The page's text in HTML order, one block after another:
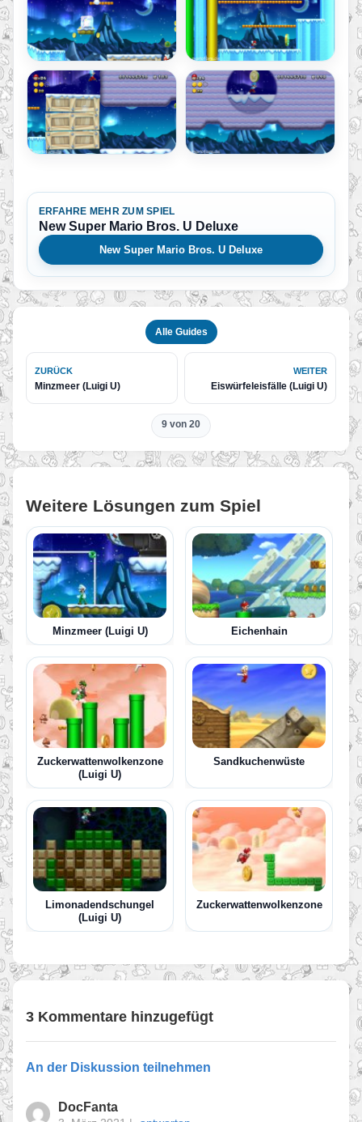
ERFAHRE MEHR ZUM SPIEL
New Super Mario Bros. U Deluxe
New Super Mario Bros. U Deluxe
Alle Guides
ZURÜCK
Minzmeer (Luigi U)
WEITER
Eiswürfeleisfälle (Luigi U)
9 von 20
Weitere Lösungen zum Spiel
Minzmeer (Luigi U) Eichenhain
Zuckerwattenwolkenzone
(Luigi U)
Sandkuchenwüste
Limonadendschungel
(Luigi U)
Zuckerwattenwolkenzone
3 Kommentare hinzugefügt
An der Diskussion teilnehmen
DocFanta